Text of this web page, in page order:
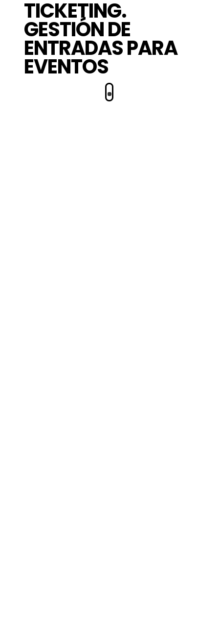
TICKETING.
GESTIÓNDE
ENTRADASPARA
EVENTOS